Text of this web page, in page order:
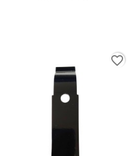
favorite_border